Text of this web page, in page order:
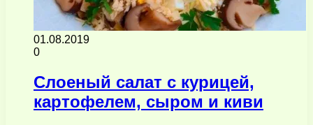
01.08.2019
0
Слоеный салат с курицей,
картофелем, сыром и киви